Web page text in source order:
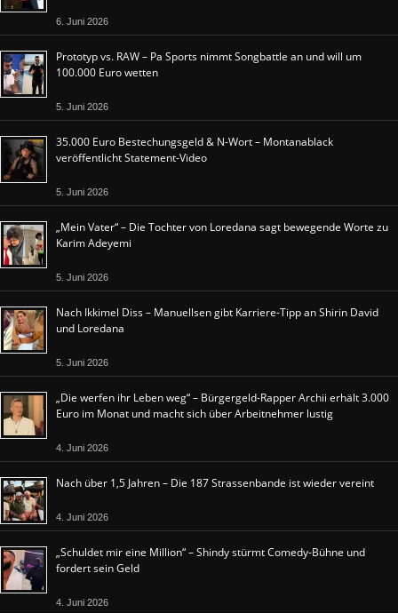
6. Juni 2026
Prototyp vs. RAW – Pa Sports nimmt Songbattle an und will um
100.000 Euro wetten
5. Juni 2026
35.000 Euro Bestechungsgeld & N-Wort – Montanablack
veröffentlicht Statement-Video
5. Juni 2026
„Mein Vater“ – Die Tochter von Loredana sagt bewegende Worte zu
Karim Adeyemi
5. Juni 2026
Nach Ikkimel Diss – Manuellsen gibt Karriere-Tipp an Shirin David
und Loredana
5. Juni 2026
„Die werfen ihr Leben weg“ – Bürgergeld-Rapper Archii erhält 3.000
Euro im Monat und macht sich über Arbeitnehmer lustig
4. Juni 2026
Nach über 1,5 Jahren – Die 187 Strassenbande ist wieder vereint
4. Juni 2026
„Schuldet mir eine Million“ – Shindy stürmt Comedy-Bühne und
fordert sein Geld
4. Juni 2026